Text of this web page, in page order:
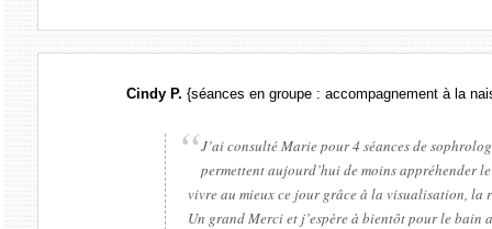
Cindy P. {séances en groupe : accompagnement à la
J’ai consulté Marie pour 4 séances de
permettent aujourd’hui de moins appréhender
vivre au mieux ce jour grâce à la visualisation, la
Un grand Merci et j’espère à bientôt pour le bain